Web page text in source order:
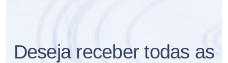
Deseja receber todas as